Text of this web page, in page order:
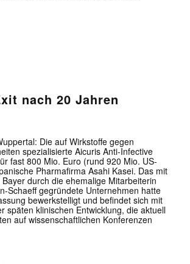
nach 20 Jahren
Die auf Wirkstoffe gegen
spezialisierte Aicuris Anti-Infective
fast 800 Mio. Euro (rund 920 Mio. US-
Pharmafirma Asahi Kasei. Das mit
durch die ehemalige Mitarbeiterin
Schaeff gegründete Unternehmen hatte
bewerkstelligt und befindet sich mit
späten klinischen Entwicklung, die aktuell
auf wissenschaftlichen Konferenzen